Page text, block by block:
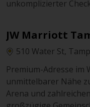
unkomplizierter
JW Marriott
510 Water St,
Premium-Adresse im
unmittelbarer Nähe
Arena und